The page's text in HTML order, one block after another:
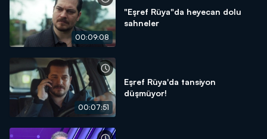
00:09:08
"Eşref Rüya"da heyecan dolu
sahneler
00:07:51
Eşref Rüya'da tansiyon
düşmüyor!